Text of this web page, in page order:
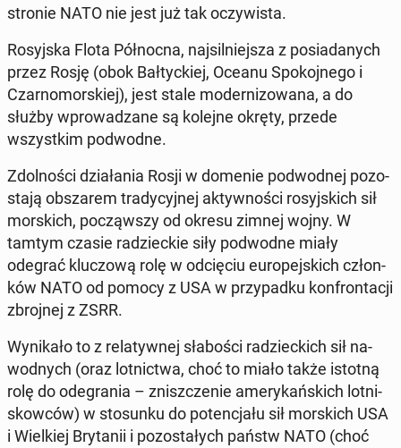
stronie NATO nie jest już tak oczy­wi­sta.
Ro­syj­ska Flota Pół­noc­na, naj­sil­niej­sza z po­sia­da­nych
przez Rosję (obok Bał­tyc­kiej, Oceanu Spo­koj­ne­go i
Czar­no­mor­skiej), jest stale mo­der­ni­zo­wa­na, a do
służby wpro­wa­dza­ne są kolejne okręty, przede
wszyst­kim pod­wod­ne.
Zdol­no­ści dzia­ła­nia Rosji w domenie pod­wod­nej po­zo­
sta­ją ob­sza­rem tra­dy­cyj­nej ak­tyw­no­ści ro­syj­skich sił
mor­skich, po­cząw­szy od okresu zimnej wojny. W
tamtym czasie ra­dziec­kie siły pod­wod­ne miały
odegrać klu­czo­wą rolę w od­cię­ciu eu­ro­pej­skich człon­
ków NATO od pomocy z USA w przy­pad­ku kon­fron­ta­cji
zbroj­nej z ZSRR.
Wy­ni­ka­ło to z re­la­tyw­nej sła­bo­ści ra­dziec­kich sił na­
wod­nych (oraz lot­nic­twa, choć to miało także istotną
rolę do ode­gra­nia – znisz­cze­nie ame­ry­kań­skich lot­ni­
skow­ców) w sto­sun­ku do po­ten­cja­łu sił mor­skich USA
i Wiel­kiej Bry­ta­nii i po­zo­sta­łych państw NATO (choć